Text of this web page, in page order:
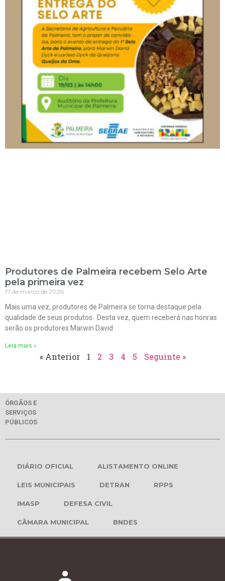
Produtores de Palmeira recebem Selo Arte
pela primeira vez
17 de março de 2026
Mais uma vez, produtores de Palmeira se torna destaque pela
qualidade de seus produtos. Desta vez, quem receberá nas honras
serão os produtores Marwin David
Leia mais »
« Anterior 1 2 3 4 5 Seguinte »
ÓRGÃOS E
SERVIÇOS
PÚBLICOS
DIÁRIO OFICIAL ALISTAMENTO ONLINE
LEIS MUNICIPAIS DETRAN RPPS
IMASP DEFESA CIVIL
CÂMARA MUNICIPAL BNDES